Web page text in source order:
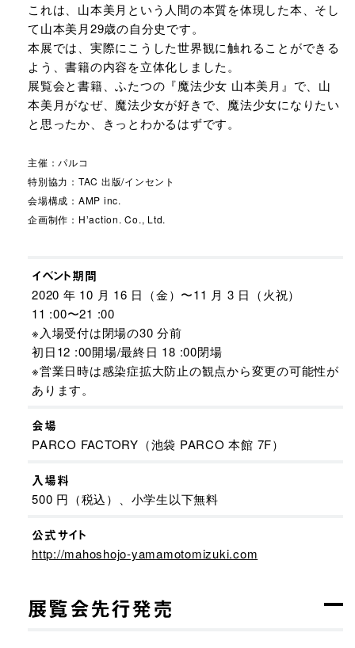
これは、山本美月という人間の本質を体現した本、そし
て山本美月29歳の自分史です。
本展では、実際にこうした世界観に触れることができる
よう、書籍の内容を立体化しました。
展覧会と書籍、ふたつの『魔法少女 山本美月』で、山
本美月がなぜ、魔法少女が好きで、魔法少女になりたい
と思ったか、きっとわかるはずです。
主催：パルコ
特別協⼒：TAC 出版/インセント
会場構成：AMP inc.
企画制作：Hʼaction. Co., Ltd.
イベント期間
2020 年 10 ⽉ 16 ⽇（⾦）〜11 ⽉ 3 ⽇（⽕祝）
11 :00〜21 :00
※⼊場受付は閉場の30 分前
初⽇12 :00開場/最終⽇ 18 :00閉場
※営業⽇時は感染症拡⼤防⽌の観点から変更の可能性が
あります。
会場
PARCO FACTORY（池袋 PARCO 本館 7F）
入場料
500 円（税込）、⼩学⽣以下無料
公式サイト
http://mahoshojo-yamamotomizuki.com
展覧会先⾏発売